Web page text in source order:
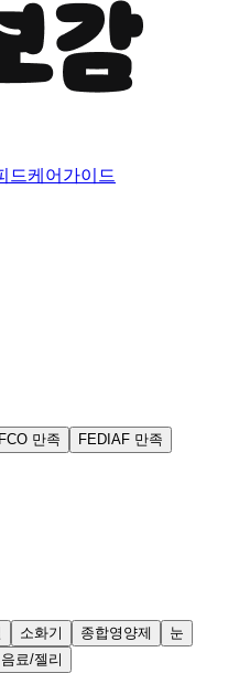
드케어가이드
만족
FEDIAF 만족
소화기 종합영양제
눈
음료/젤리